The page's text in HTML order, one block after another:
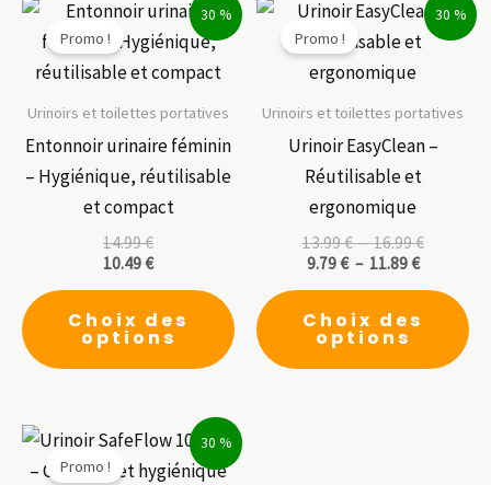
30 %
Promo !
Urinoirs et toilettes portatives
Entonnoir urinaire féminin
– Hygiénique, réutilisable
et compact
14.99€
10.49€
Choix des
options
produit
variations.
Les
30 %
Promo !
Urinoirs et toilettes portatives
Urinoir EasyClean –
Réutilisable et
ergonomique
13.99€–16.99€Plage
13.99 €
16.99 €
9.79€ – 11.89€Plage
prix :
9.79 €
11.89 €
Choix des
options
30 %
Promo !